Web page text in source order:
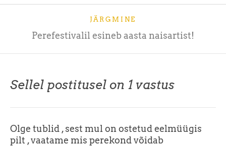
JÄRGMINE
Perefestivalil esineb aasta naisartist!
Sellel postitusel on 1 vastus
Olge tublid , sest mul on ostetud eelmüügis
pilt , vaatame mis perekond võidab